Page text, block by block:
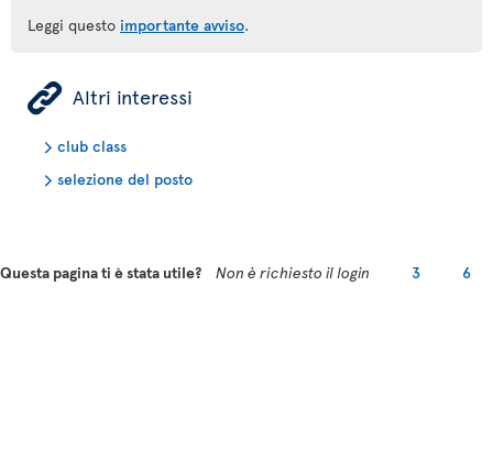
Leggi questo importante avviso.
ÿ Altri interessi
club class
selezione del posto
Questa pagina ti è stata utile? Non è richiesto il login 3 6